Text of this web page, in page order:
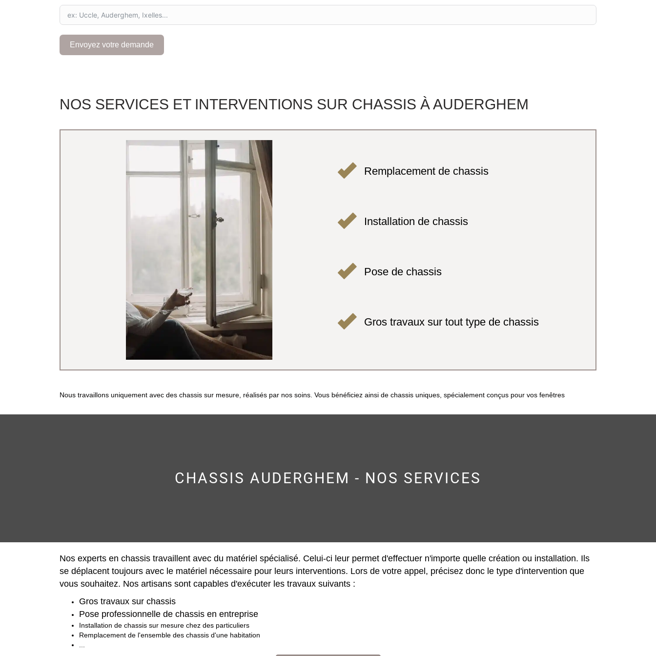
i
+Envoyez votre demande
NOS SERVICES ET INTERVENTIONS SUR CHASSIS À AUDERGHEM
Remplacement de chassis
Installation de chassis
Pose de chassis
Gros travaux sur tout type de chassis
Nous travaillons uniquement avec des chassis sur mesure, réalisés par nos soins. Vous bénéficiez ainsi de chassis uniques, spécialement conçus pour vos fenêtres
CHASSIS AUDERGHEM - NOS SERVICES
Nos experts en chassis travaillent avec du matériel spécialisé. Celui-ci leur permet d'effectuer n'importe quelle création ou installation. Ils
se déplacent toujours avec le matériel nécessaire pour leurs interventions. Lors de votre appel, précisez donc le type d'intervention que
vous souhaitez. Nos artisans sont capables d'exécuter les travaux suivants :
Gros travaux sur chassis
Pose professionnelle de chassis en entreprise
Installation de chassis sur mesure chez des particuliers
Remplacement de l'ensemble des chassis d'une habitation
...